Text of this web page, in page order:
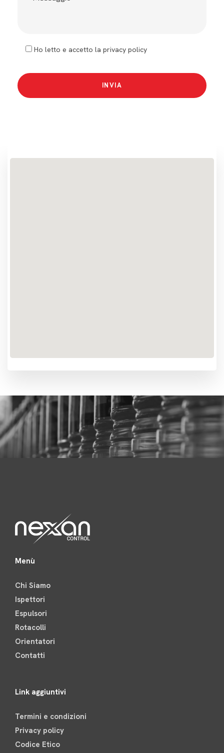
Ho letto e accetto la privacy policy
Menù
Chi Siamo
Ispettori
Espulsori
Rotacolli
Orientatori
Contatti
Link aggiuntivi
Termini e condizioni
Privacy policy
Codice Etico